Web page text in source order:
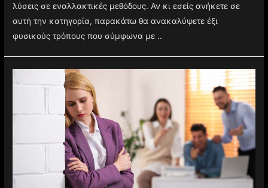
λύσεις σε εναλλακτικές μεθόδους. Αν κι εσείς ανήκετε σε
αυτή την κατηγορία, παρακάτω θα ανακαλύψετε έξι
φυσικούς τρόπους που σύμφωνα με ..